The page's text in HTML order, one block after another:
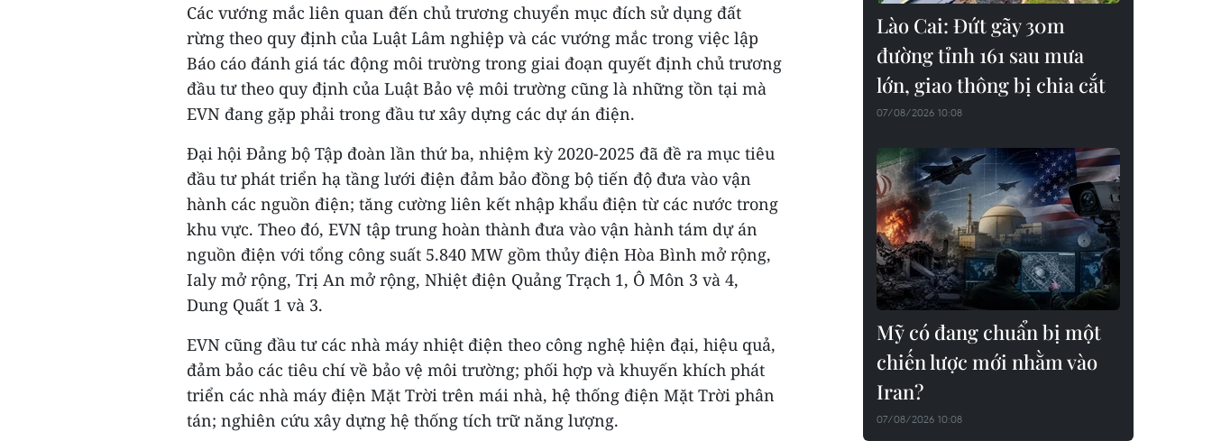
Các vướng mắc liên quan đến chủ trương chuyển mục đích sử dụng đất
rừng theo quy định của Luật Lâm nghiệp và các vướng mắc trong việc lập
Báo cáo đánh giá tác động môi trường trong giai đoạn quyết định chủ trương
đầu tư theo quy định của Luật Bảo vệ môi trường cũng là những tồn tại mà
EVN đang gặp phải trong đầu tư xây dựng các dự án điện.
Đại hội Đảng bộ Tập đoàn lần thứ ba, nhiệm kỳ 2020-2025 đã đề ra mục tiêu
đầu tư phát triển hạ tầng lưới điện đảm bảo đồng bộ tiến độ đưa vào vận
hành các nguồn điện; tăng cường liên kết nhập khẩu điện từ các nước trong
khu vực. Theo đó, EVN tập trung hoàn thành đưa vào vận hành tám dự án
nguồn điện với tổng công suất 5.840 MW gồm thủy điện Hòa Bình mở rộng,
Ialy mở rộng, Trị An mở rộng, Nhiệt điện Quảng Trạch 1, Ô Môn 3 và 4,
Dung Quất 1 và 3.
EVN cũng đầu tư các nhà máy nhiệt điện theo công nghệ hiện đại, hiệu quả,
đảm bảo các tiêu chí về bảo vệ môi trường; phối hợp và khuyến khích phát
triển các nhà máy điện Mặt Trời trên mái nhà, hệ thống điện Mặt Trời phân
tán; nghiên cứu xây dựng hệ thống tích trữ năng lượng.
Lào Cai: Đứt gãy 30m
đường tỉnh 161 sau mưa
lớn, giao thông bị chia cắt
07/08/2026 10:08
Mỹ có đang chuẩn bị một
chiến lược mới nhằm vào
Iran?
07/08/2026 10:08